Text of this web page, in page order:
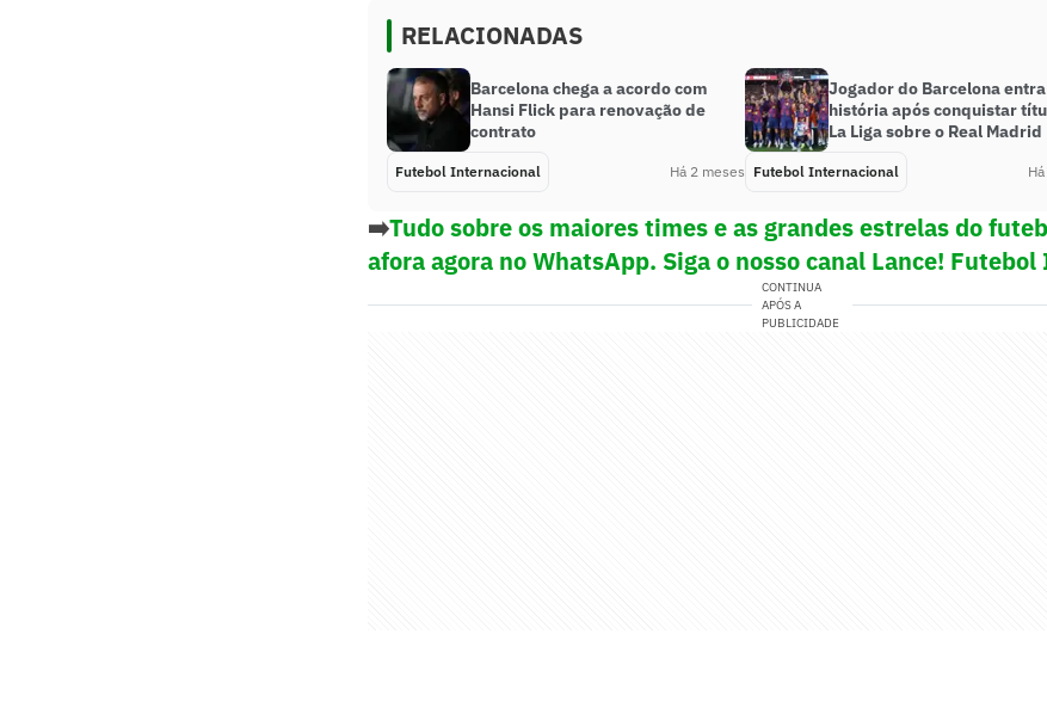
RELACIONADAS
Barcelona chega a acordo com
Hansi Flick para renovação de
contrato
Futebol Internacional Há 2 meses
Jogador do Barcelona
história após conquistar
La Liga sobre o Real Madrid
Futebol Internacional
➡️Tudo sobre os maiores times e as grandes estrelas do
afora agora no WhatsApp. Siga o nosso canal Lance!
CONTINUA
APÓS A
PUBLICIDADE